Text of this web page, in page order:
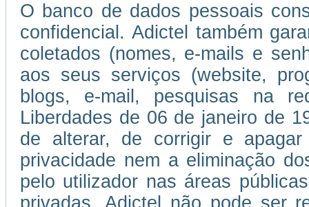
O banco de dados pessoais
confidencial. Adictel também
coletados (nomes, e-mails e
aos seus serviços (website,
blogs, e-mail, pesquisas na
Liberdades de 06 de janeiro de
de alterar, de corrigir e
privacidade nem a eliminação
pelo utilizador nas áreas
privadas. Adictel não pode ser